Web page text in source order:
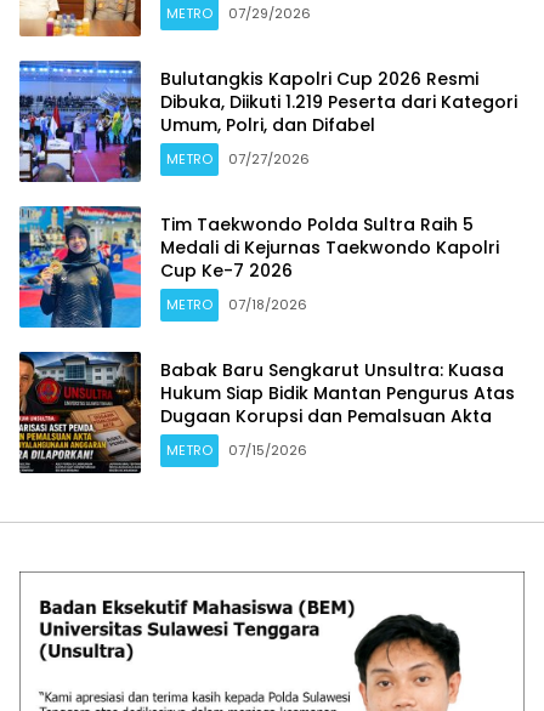
METRO 07/29/2026
Bulutangkis Kapolri Cup 2026 Resmi
Dibuka, Diikuti 1.219 Peserta dari Kategori
Umum, Polri, dan Difabel
METRO 07/27/2026
Tim Taekwondo Polda Sultra Raih 5
Medali di Kejurnas Taekwondo Kapolri
Cup Ke-7 2026
METRO 07/18/2026
Babak Baru Sengkarut Unsultra: Kuasa
Hukum Siap Bidik Mantan Pengurus Atas
Dugaan Korupsi dan Pemalsuan Akta
METRO 07/15/2026